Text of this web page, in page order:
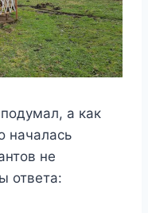
а как
началась
не
ответа: